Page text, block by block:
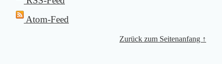
Atom-Feed
Zurück zum Seitenanfang ↑